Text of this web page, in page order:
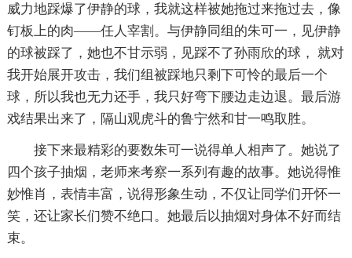
威力地踩爆了伊静的球，我就这样被她拖过来拖过去，像
钉板上的肉——任人宰割。与伊静同组的朱可一，见伊静
的球被踩了，她也不甘示弱，见踩不了孙雨欣的球， 就对
我开始展开攻击，我们组被踩地只剩下可怜的最后一个
球，所以我也无力还手，我只好弯下腰边走边退。最后游
戏结果出来了，隔山观虎斗的鲁宁然和甘一鸣取胜。
接下来最精彩的要数朱可一说得单人相声了。她说了
四个孩子抽烟，老师来考察一系列有趣的故事。她说得惟
妙惟肖，表情丰富，说得形象生动，不仅让同学们开怀一
笑，还让家长们赞不绝口。她最后以抽烟对身体不好而结
束。